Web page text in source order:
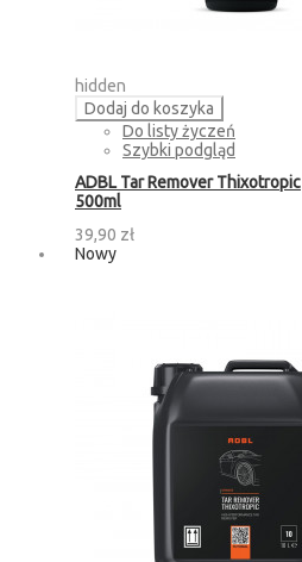
hidden
Dodaj do koszyka
Do listy życzeń
Szybki podgląd
ADBL Tar Remover Thixotropic
500ml
39,90 zł
Nowy